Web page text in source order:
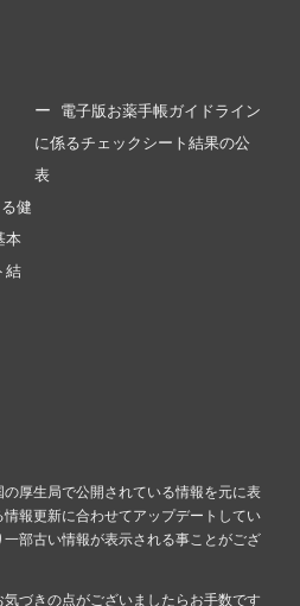
電子版お薬手帳ガイドライン
に係るチェックシート結果の公
表
健
本
結
厚生局で公開されている情報を元に表
報更新に合わせてアップデートしてい
部古い情報が表示される事ことがござ
づきの点がございましたらお手数です